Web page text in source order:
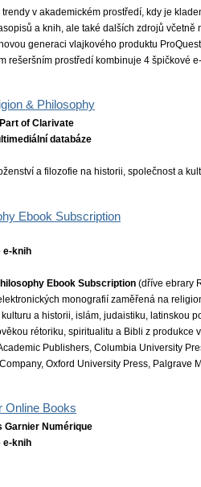
v akademickém prostředí, kdy je
a knih, ale také dalších zdrojů včetně
generaci vlajkového produktu
rešeršním prostředí kombinuje 4 špičkové
& Philosophy
of Clarivate
databáze
a filozofie na historii, společnost a
Ebook Subscription
e-knih
Ebook Subscription (dříve ebrary
monografií zaměřená na
a historii, islám, judaistiku, latinskou
rétoriku, spiritualitu a Bibli z produkce
Publishers, Columbia University
Oxford University Press, Palgrave
Online Books
Garnier Numérique
e-knih